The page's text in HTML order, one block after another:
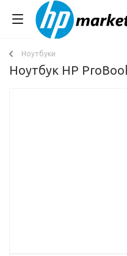
Ноутбуки
Ноутбук HP